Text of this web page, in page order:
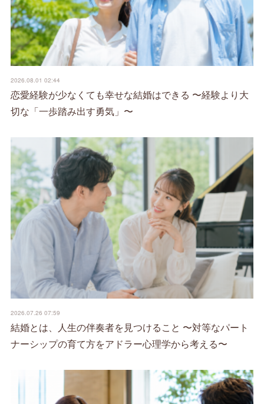
2026.08.01 02:44
恋愛経験が少なくても幸せな結婚はできる 〜経験より大
切な「一歩踏み出す勇気」〜
2026.07.26 07:59
結婚とは、人生の伴奏者を見つけること 〜対等なパート
ナーシップの育て方をアドラー心理学から考える〜